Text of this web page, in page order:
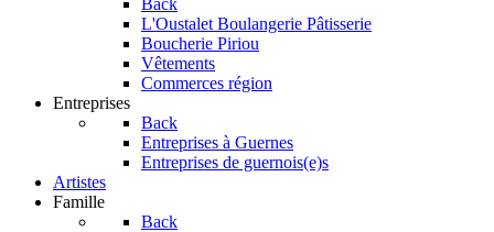
Back
L'Oustalet Boulangerie Pâtisserie
Boucherie Piriou
Vêtements
Commerces région
Entreprises
Back
Entreprises à Guernes
Entreprises de guernois(e)s
Artistes
Famille
Back